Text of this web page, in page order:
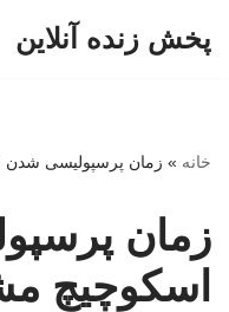
پخش زنده آنلاین
خانه » زمان پرسپولیسی
زمان
اسکوچیچ